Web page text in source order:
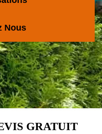
Nous
GRATUIT